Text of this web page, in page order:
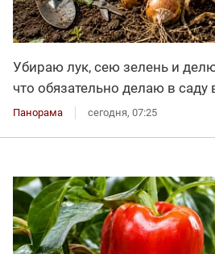
Убираю лук, сею зелень и
что обязательно делаю в саду
Панорама сегодня, 07:25